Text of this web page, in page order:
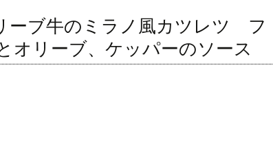
ーブ牛のミラノ風カツレツ フ
オリーブ、ケッパーのソース